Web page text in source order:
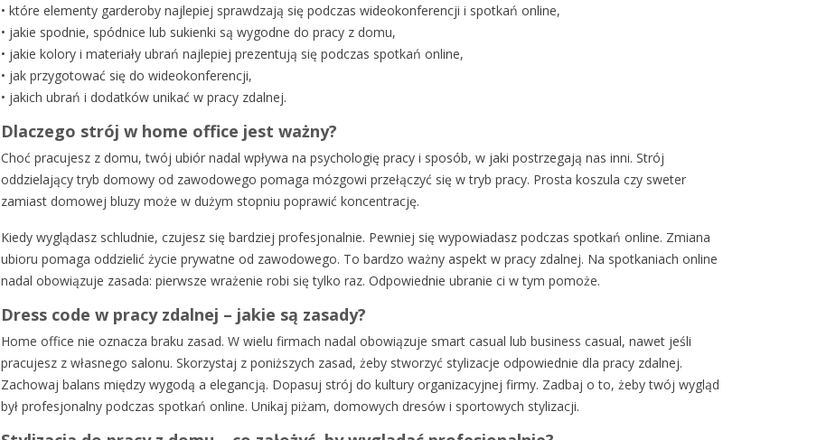
• które elementy garderoby najlepiej sprawdzają się podczas wideokonferencji i spotkań online,
• jakie spodnie, spódnice lub sukienki są wygodne do pracy z domu,
• jakie kolory i materiały ubrań najlepiej prezentują się podczas spotkań online,
• jak przygotować się do wideokonferencji,
• jakich ubrań i dodatków unikać w pracy zdalnej.
Dlaczego strój w home office jest ważny?
Choć pracujesz z domu, twój ubiór nadal wpływa na psychologię pracy i sposób, w jaki postrzegają nas inni. Strój
oddzielający tryb domowy od zawodowego pomaga mózgowi przełączyć się w tryb pracy. Prosta koszula czy sweter
zamiast domowej bluzy może w dużym stopniu poprawić koncentrację.
Kiedy wyglądasz schludnie, czujesz się bardziej profesjonalnie. Pewniej się wypowiadasz podczas spotkań online. Zmiana
ubioru pomaga oddzielić życie prywatne od zawodowego. To bardzo ważny aspekt w pracy zdalnej. Na spotkaniach online
nadal obowiązuje zasada: pierwsze wrażenie robi się tylko raz. Odpowiednie ubranie ci w tym pomoże.
Dress code w pracy zdalnej – jakie są zasady?
Home office nie oznacza braku zasad. W wielu firmach nadal obowiązuje smart casual lub business casual, nawet jeśli
pracujesz z własnego salonu. Skorzystaj z poniższych zasad, żeby stworzyć stylizacje odpowiednie dla pracy zdalnej.
Zachowaj balans między wygodą a elegancją. Dopasuj strój do kultury organizacyjnej firmy. Zadbaj o to, żeby twój wygląd
był profesjonalny podczas spotkań online. Unikaj piżam, domowych dresów i sportowych stylizacji.